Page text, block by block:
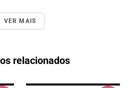
VER MAIS
relacionados